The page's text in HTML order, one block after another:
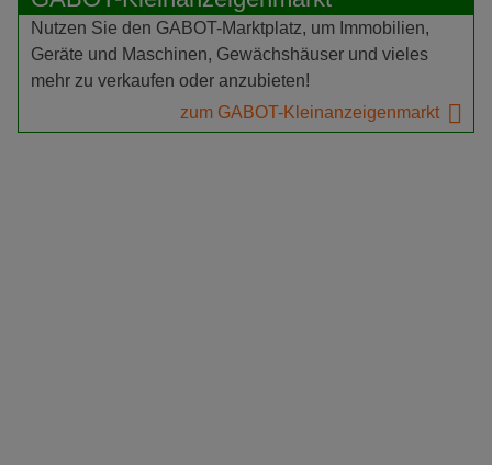
Nutzen Sie den GABOT-Marktplatz, um Immobilien,
Geräte und Maschinen, Gewächshäuser und vieles
mehr zu verkaufen oder anzubieten!
zum GABOT-Kleinanzeigenmarkt